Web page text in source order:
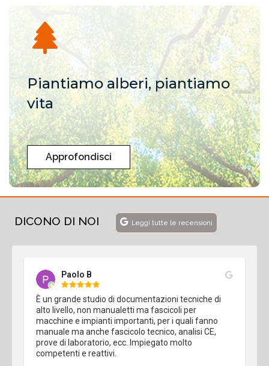
Piantiamo alberi, piantiamo
vita
Approfondisci
DICONO DI NOI Leggi tutte le recensioni
Paolo B
È un grande studio di documentazioni tecniche di
alto livello, non manualetti ma fascicoli per
macchine e impianti importanti, per i quali fanno
manuale ma anche fascicolo tecnico, analisi CE,
prove di laboratorio, ecc. Impiegato molto
competenti e reattivi.